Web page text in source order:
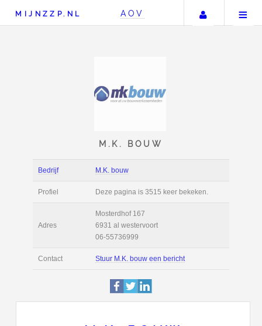
MIJNZZP.NL AOV Uw
M.K. BOUW
M.K. bouw
Mosterdhof 167